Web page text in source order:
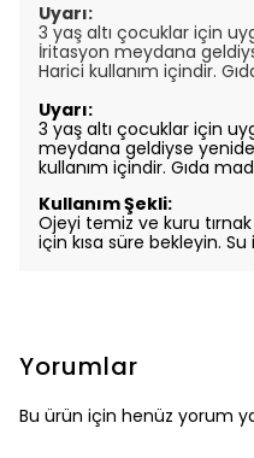
Uyarı:
3 yaş altı çocuklar için
İritasyon meydana
Harici kullanım içindir.
Uyarı:
3 yaş altı çocuklar için
meydana geldiyse
kullanım içindir. Gıda
Kullanım Şekli:
Ojeyi temiz ve kuru
için kısa süre bekleyin.
Yorumlar
Bu ürün için henüz yorum